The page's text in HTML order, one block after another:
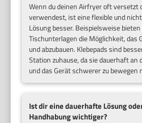
Wenn du deinen Airfryer oft versetzt
verwendest, ist eine flexible und
Lösung besser. Beispielsweise
Tischunterlagen die Möglichkeit, das
und abzubauen. Klebepads sind
Station zuhause, da sie dauerhaft an
und das Gerät schwerer zu bewegen
Ist dir eine dauerhafte Lösung
Handhabung wichtiger?